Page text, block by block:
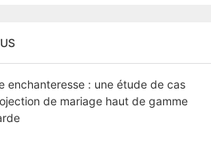
enchanteresse : une étude de cas
de mariage haut de gamme